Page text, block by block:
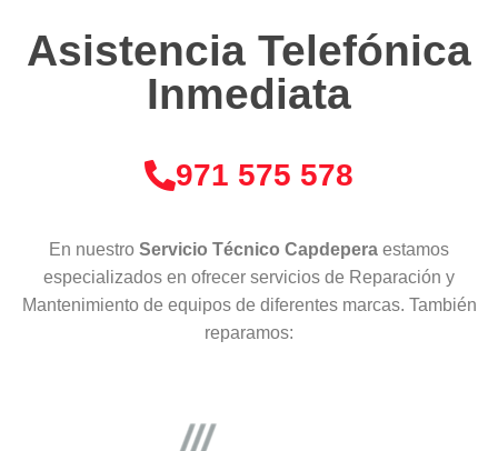
Asistencia Telefónica
Inmediata
971 575 578
En nuestro Servicio Técnico Capdepera estamos
especializados en ofrecer servicios de Reparación y
Mantenimiento de equipos de diferentes marcas. También
reparamos: